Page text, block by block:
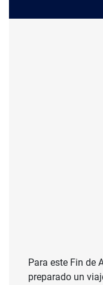
Para este Fin de
preparado un